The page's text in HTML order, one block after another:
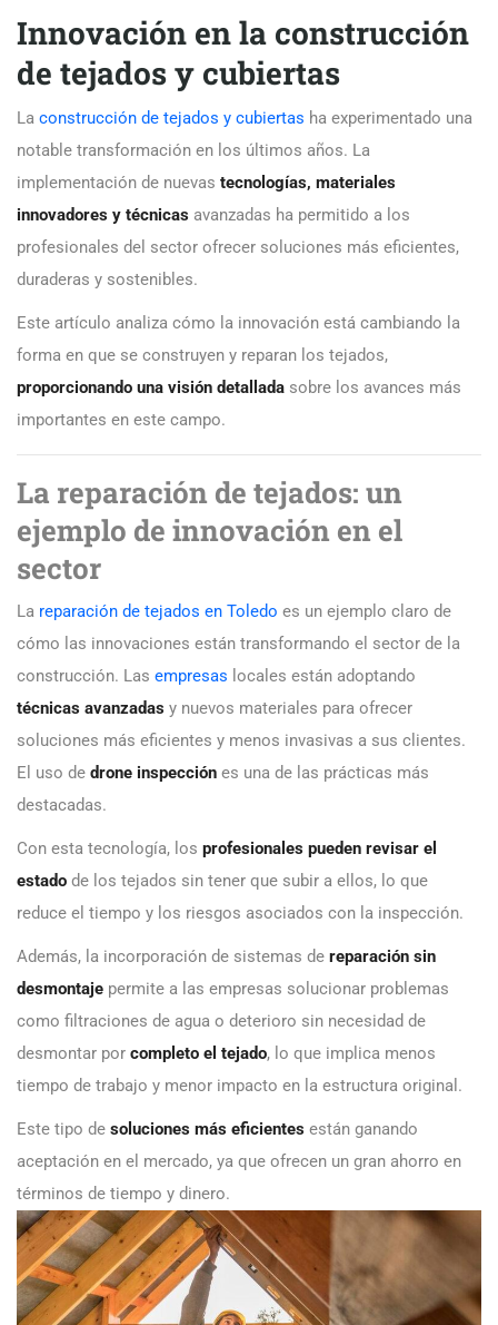
Innovación en la construcción
de tejados y cubiertas
La construcción de tejados y cubiertas ha experimentado una
notable transformación en los últimos años. La
implementación de nuevas tecnologías, materiales
innovadores y técnicas avanzadas ha permitido a los
profesionales del sector ofrecer soluciones más eficientes,
duraderas y sostenibles.
Este artículo analiza cómo la innovación está cambiando la
forma en que se construyen y reparan los tejados,
proporcionando una visión detallada sobre los avances más
importantes en este campo.
La reparación de tejados: un
ejemplo de innovación en el
sector
La reparación de tejados en Toledo es un ejemplo claro de
cómo las innovaciones están transformando el sector de la
construcción. Las empresas locales están adoptando
técnicas avanzadas y nuevos materiales para ofrecer
soluciones más eficientes y menos invasivas a sus clientes.
El uso de drone inspección es una de las prácticas más
destacadas.
Con esta tecnología, los profesionales pueden revisar el
estado de los tejados sin tener que subir a ellos, lo que
reduce el tiempo y los riesgos asociados con la inspección.
Además, la incorporación de sistemas de reparación sin
desmontaje permite a las empresas solucionar problemas
como filtraciones de agua o deterioro sin necesidad de
desmontar por completo el tejado, lo que implica menos
tiempo de trabajo y menor impacto en la estructura original.
Este tipo de soluciones más eficientes están ganando
aceptación en el mercado, ya que ofrecen un gran ahorro en
términos de tiempo y dinero.